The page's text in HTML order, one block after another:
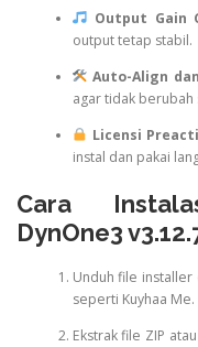
Output Gain
output tetap stabil.
Auto-Align
agar tidak
Licensi
instal dan pakai
Cara
DynOne3
Unduh file
seperti Kuyhaa Me.
Ekstrak file ZIP